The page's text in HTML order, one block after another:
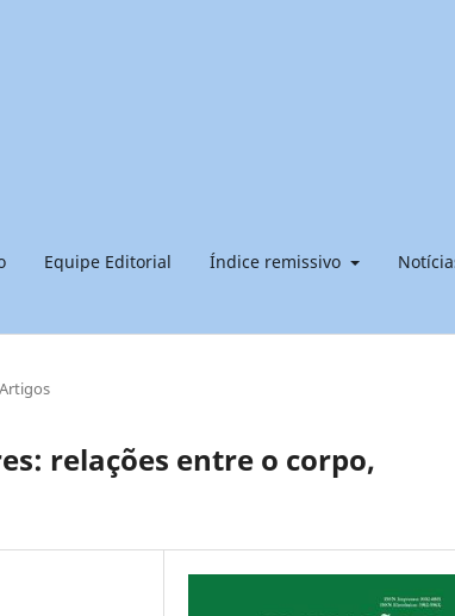
Equipe Editorial Índice remissivo
Artigos
relações entre o corpo,